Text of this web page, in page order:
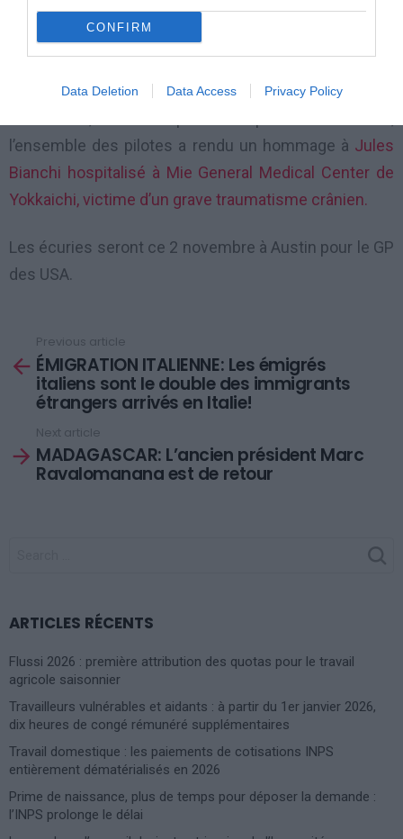
CONFIRM
Data Deletion Data Access Privacy Policy
Au classement constructeur, ce doublé permet à
Mercedes-AMG de s’assurer définitivement la
l’ensemble des pilotes a rendu un hommage à Jules
Bianchi hospitalisé à Mie General Medical Center de
Yokkaichi, victime d’un grave traumatisme crânien.
Les écuries seront ce 2 novembre à Austin pour le GP
des USA.
more
Previous article
ÉMIGRATION ITALIENNE: Les émigrés
italiens sont le double des immigrants
étrangers arrivés en Italie!
Next article
MADAGASCAR: L’ancien président Marc
Ravalomanana est de retour
ARTICLES RÉCENTS
Flussi 2026 : première attribution des quotas pour le travail
agricole saisonnier
Travailleurs vulnérables et aidants : à partir du 1er janvier 2026,
dix heures de congé rémunéré supplémentaires
Travail domestique : les paiements de cotisations INPS
entièrement dématérialisés en 2026
Prime de naissance, plus de temps pour déposer la demande :
l’INPS prolonge le délai